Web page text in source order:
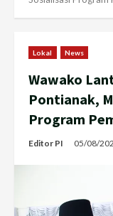
Lokal News
Wawako
Pontianak,
Program
Editor PI 05/08/